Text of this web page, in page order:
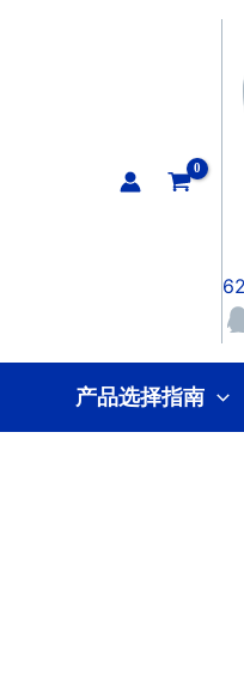
产品选择指南